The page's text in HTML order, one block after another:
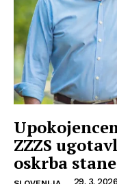
ZZZS
oskrba
29. 3.